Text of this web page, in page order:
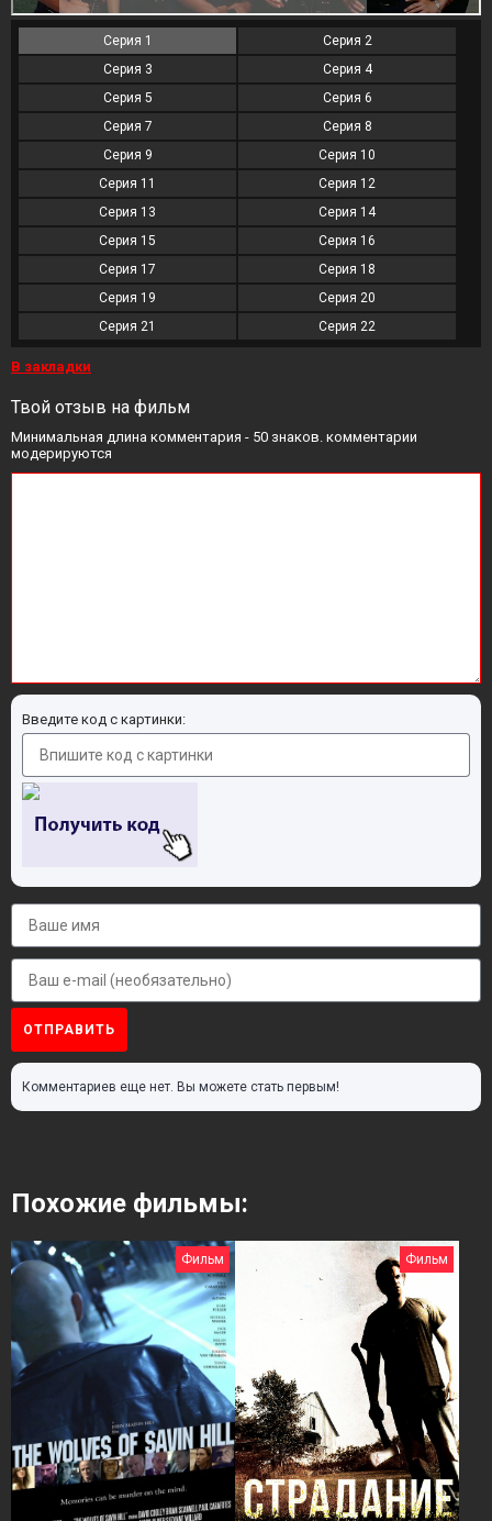
Серия 1
Серия 2
Серия 3
Серия 4
Серия 5
Серия 6
Серия 7
Серия 8
Серия 9
Серия 10
Серия 11
Серия 12
Серия 13
Серия 14
Серия 15
Серия 16
Серия 17
Серия 18
Серия 19
Серия 20
Серия 21
Серия 22
В закладки
Твой отзыв на фильм
Минимальная длина комментария - 50 знаков. комментарии
модерируются
Введите код с картинки:
ОТПРАВИТЬ
Комментариев еще нет. Вы можете стать первым!
Похожие фильмы:
Фильм Фильм